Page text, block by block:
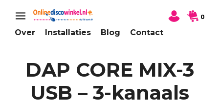
Over Installaties Blog Contact
0
DAP CORE MIX-3
USB – 3-kanaals